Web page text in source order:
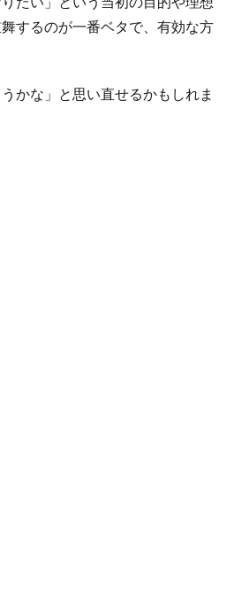
するのが一番ベタで、有効な方
かな」と思い直せるかもしれま